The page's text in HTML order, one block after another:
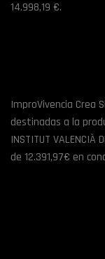
14.998,19 €.
ImproVivencia Crea
destinadas a la
INSTITUT
de 12.391,97€ en